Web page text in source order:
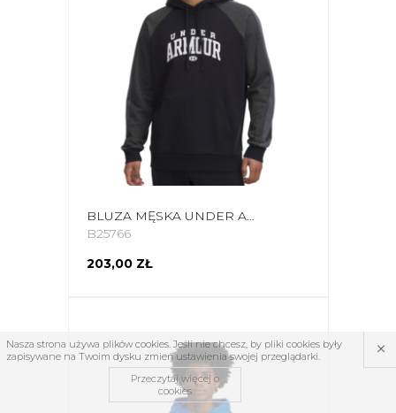
BLUZA MĘSKA UNDER ARMOUR RIVAL FLEECE COLORBLOCK HOODIE CZARNA 6003958 001
B25766
203,00 ZŁ
Nasza strona używa plików cookies. Jeśli nie chcesz, by pliki cookies były
zapisywane na Twoim dysku zmień ustawienia swojej przeglądarki.
×
Przeczytaj więcej o
cookies